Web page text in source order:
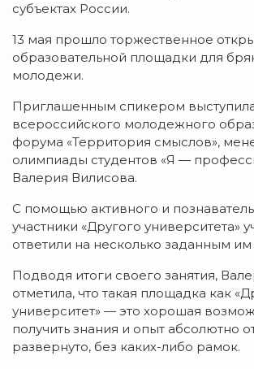
субъектах России.
13 мая прошло торжественное
образовательной площадки для
молодежи.
Приглашенным спикером
всероссийского молодежного
форума «Территория смыслов»,
олимпиады студентов «Я —
Валерия Вилисова.
С помощью активного и
участники «Другого университета»
ответили на несколько заданным
Подводя итоги своего занятия,
отметила, что такая площадка как
университет» — это хорошая
получить знания и опыт абсолютно
развернуто, без каких-либо рамок.